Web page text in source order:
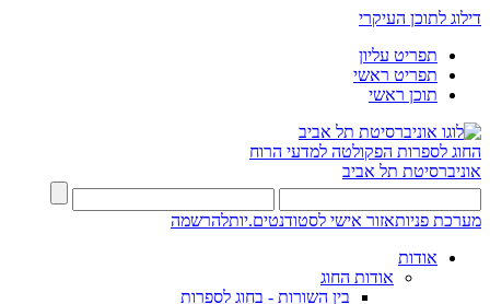
דילוג לתוכן העיקרי
תפריט עליון
תפריט ראשי
תוכן ראשי
החוג לספרות הפקולטה למדעי הרוח
אוניברסיטת תל אביב
מערכת פניותאזור אישי לסטודנטים.יותלהרשמה
אודות
אודות החוג
בין השורות - בחוג לספרות